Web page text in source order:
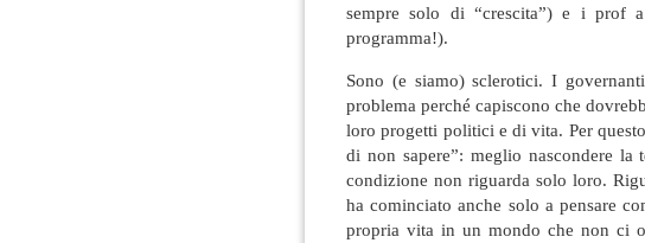
sempre solo di “crescita”) e i prof
programma!).
Sono (e siamo) sclerotici. I
problema perché capiscono che
loro progetti politici e di vita. Per
di non sapere”: meglio nascondere la
condizione non riguarda solo loro.
ha cominciato anche solo a pensare
propria vita in un mondo che non ci